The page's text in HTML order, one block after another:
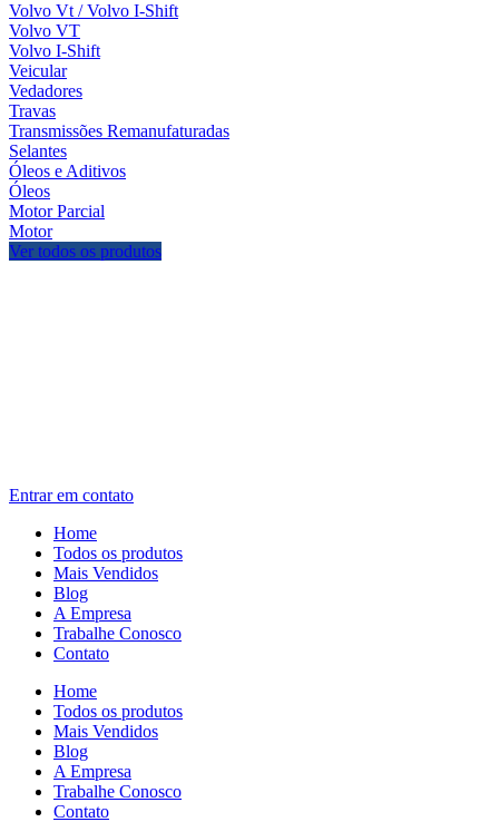
Volvo Vt / Volvo I-Shift
Volvo VT
Volvo I-Shift
Veicular
Vedadores
Travas
Transmissões Remanufaturadas
Selantes
Óleos e Aditivos
Óleos
Motor Parcial
Motor
Ver todos os produtos
Entrar em contato
Home
Todos os produtos
Mais Vendidos
Blog
A Empresa
Trabalhe Conosco
Contato
Home
Todos os produtos
Mais Vendidos
Blog
A Empresa
Trabalhe Conosco
Contato